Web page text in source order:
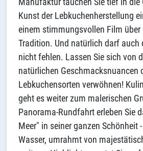
Kunst der Lebkuchenherstellung
einem stimmungsvollen Film über
Tradition. Und natürlich darf auch
nicht fehlen. Lassen Sie sich von
natürlichen Geschmacksnuancen
Lebkuchensorten verwöhnen!
geht es weiter zum malerischen
Panorama-Rundfahrt erleben Sie
Meer" in seiner ganzen Schönheit
Wasser, umrahmt von